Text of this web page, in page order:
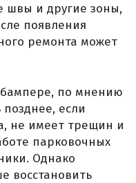
швы и другие зоны,
появления
ремонта может
по мнению
если
не имеет трещин и
парковочных
Однако
восстановить